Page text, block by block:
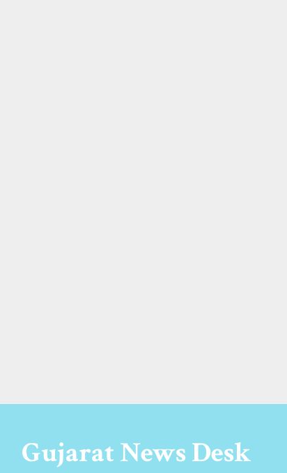
Gujarat News Desk